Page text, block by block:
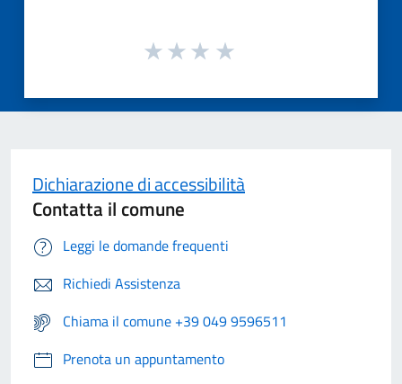
Dichiarazione di accessibilità
Contatta il comune
Leggi le domande frequenti
Richiedi Assistenza
Chiama il comune +39 049 9596511
Prenota un appuntamento